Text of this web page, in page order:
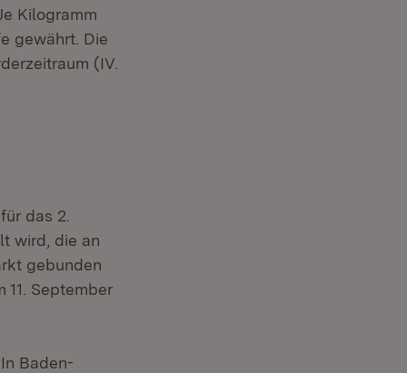
Kilogramm
gewährt. Die
(IV.
das 2.
wird, die an
gebunden
September
Baden-